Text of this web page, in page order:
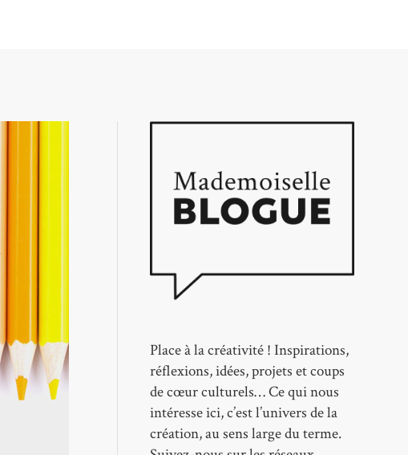
Place à la créativité ! Inspirations,
réflexions, idées, projets et coups
de cœur culturels… Ce qui nous
intéresse ici, c’est l’univers de la
création, au sens large du terme.